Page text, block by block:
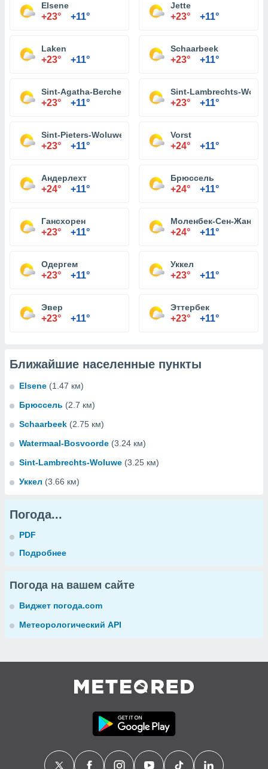
Elsene
+23° +11°
Jette
+23° +11°
Laken
+23° +11°
Schaarbeek
+23° +11°
Sint-Agatha-Berchem
+23° +11°
Sint-Lambrechts-
+23° +11°
Sint-Pieters-Woluwe
+23° +11°
Vorst
+24° +11°
Андерлехт
+24° +11°
Брюссель
+24° +11°
Гансхорен
+23° +11°
Моленбек-Сен-Жан
+24° +11°
Одергем
+23° +11°
Уккел
+23° +11°
Эвер
+23° +11°
Эттербек
+23° +11°
Ближайшие населенные пункты
Elsene (1.47 км)
Брюссель (2.7 км)
Schaarbeek (2.75 км)
Watermaal-Bosvoorde (3.24 км)
Sint-Lambrechts-Woluwe (3.25 км)
Уккел (3.66 км)
Погода...
PDF
Подробнее
Погода на вашем сайте
Виджет погода.com
Метеорологический API